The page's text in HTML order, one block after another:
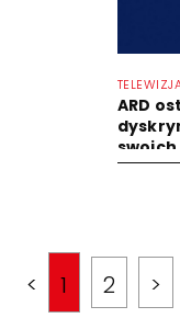
ARD
< 1 2 >